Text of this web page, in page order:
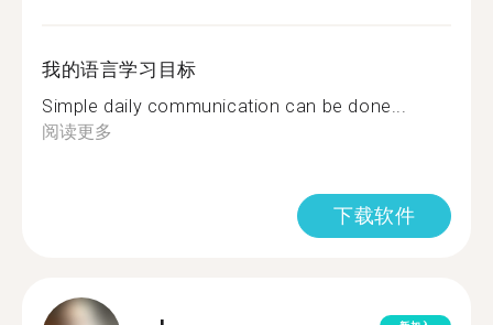
我的语言学习目标
Simple daily communication can be done...
阅读更多
下载软件